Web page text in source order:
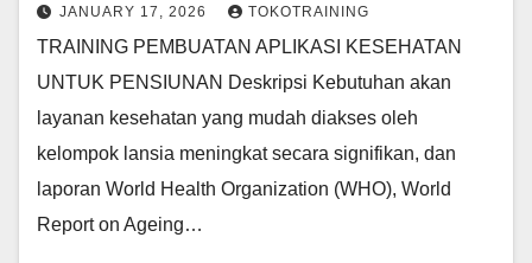
JANUARY 17, 2026 TOKOTRAINING
TRAINING PEMBUATAN APLIKASI KESEHATAN
UNTUK PENSIUNAN Deskripsi Kebutuhan akan
layanan kesehatan yang mudah diakses oleh
kelompok lansia meningkat secara signifikan, dan
laporan World Health Organization (WHO), World
Report on Ageing…